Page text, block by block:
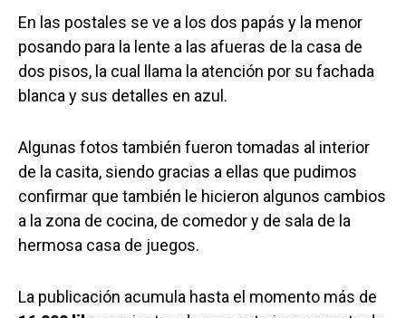
En las postales se ve a los dos papás y la menor
posando para la lente a las afueras de la casa de
dos pisos, la cual llama la atención por su fachada
blanca y sus detalles en azul.
Algunas fotos también fueron tomadas al interior
de la casita, siendo gracias a ellas que pudimos
confirmar que también le hicieron algunos cambios
a la zona de cocina, de comedor y de sala de la
hermosa casa de juegos.
La publicación acumula hasta el momento más de